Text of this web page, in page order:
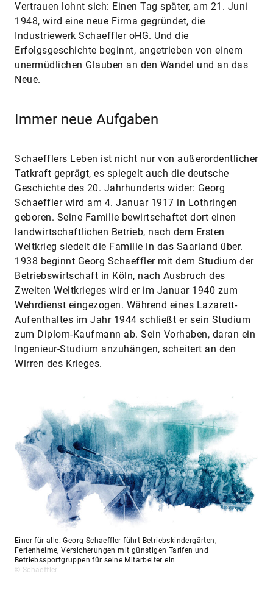
Vertrauen lohnt sich: Einen Tag später, am 21. Juni
1948, wird eine neue Firma gegründet, die
Industriewerk Schaeffler oHG. Und die
Erfolgsgeschichte beginnt, angetrieben von einem
unermüdlichen Glauben an den Wandel und an das
Neue.
Immer neue Aufgaben
Schaefflers Leben ist nicht nur von außerordentlicher
Tatkraft geprägt, es spiegelt auch die deutsche
Geschichte des 20. Jahrhunderts wider: Georg
Schaeffler wird am 4. Januar 1917 in Lothringen
geboren. Seine Familie bewirtschaftet dort einen
landwirtschaftlichen Betrieb, nach dem Ersten
Weltkrieg siedelt die Familie in das Saarland über.
1938 beginnt Georg Schaeffler mit dem Studium der
Betriebswirtschaft in Köln, nach Ausbruch des
Zweiten Weltkrieges wird er im Januar 1940 zum
Wehrdienst eingezogen. Während eines Lazarett-
Aufenthaltes im Jahr 1944 schließt er sein Studium
zum Diplom-Kaufmann ab. Sein Vorhaben, daran ein
Ingenieur-Studium anzuhängen, scheitert an den
Wirren des Krieges.
Einer für alle: Georg Schaeffler führt Betriebskindergärten,
Ferienheime, Versicherungen mit günstigen Tarifen und
Betriebssportgruppen für seine Mitarbeiter ein
© Schaeffler